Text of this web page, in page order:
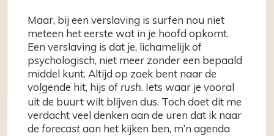
Maar, bij een verslaving is surfen nou niet
meteen het eerste wat in je hoofd opkomt.
Een verslaving is dat je, lichamelijk of
psychologisch, niet meer zonder een bepaald
middel kunt. Altijd op zoek bent naar de
volgende hit, hijs of rush. Iets waar je vooral
uit de buurt wilt blijven dus. Toch doet dit me
verdacht veel denken aan de uren dat ik naar
deforecastaan het kijken ben, m’n agenda